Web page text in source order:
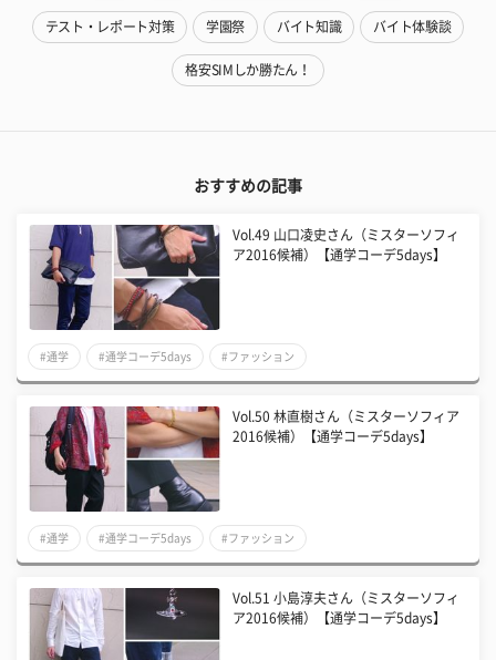
テスト・レポート対策 学園祭 バイト知識 バイト体験談
格安SIMしか勝たん！
おすすめの記事
Vol.49 山口凌史さん（ミスターソフィ
ア2016候補）【通学コーデ5days】
#通学 #通学コーデ5days #ファッション
Vol.50 林直樹さん（ミスターソフィア
2016候補）【通学コーデ5days】
#通学 #通学コーデ5days #ファッション
Vol.51 小島淳夫さん（ミスターソフィ
ア2016候補）【通学コーデ5days】